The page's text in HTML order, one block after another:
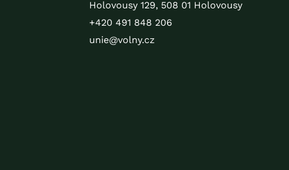
Holovousy 129, 508 01 Holovousy
+420 491 848 206
unie@volny.cz